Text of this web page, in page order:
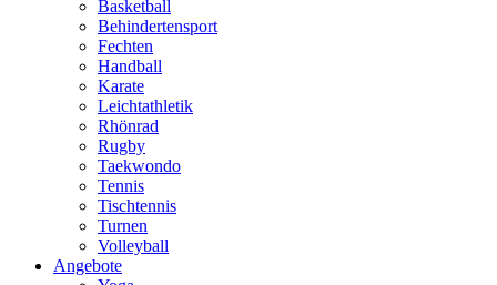
Basketball
Behindertensport
Fechten
Handball
Karate
Leichtathletik
Rhönrad
Rugby
Taekwondo
Tennis
Tischtennis
Turnen
Volleyball
Angebote